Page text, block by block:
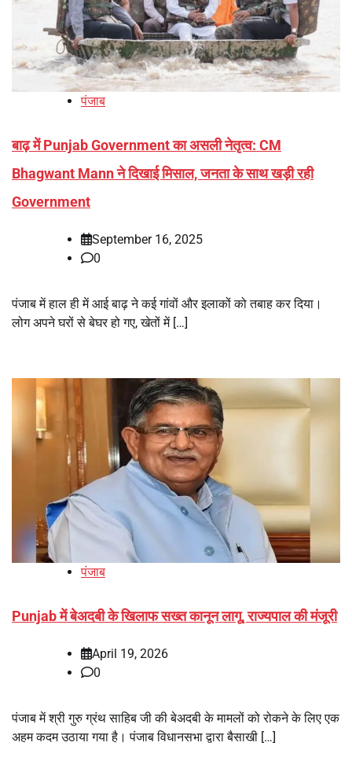
पंजाब
बाढ़ में Punjab Government का असली नेतृत्व: CM
Bhagwant Mann ने दिखाई मिसाल, जनता के साथ खड़ी रही
Government
September 16, 2025
0
पंजाब में हाल ही में आई बाढ़ ने कई गांवों और इलाकों को तबाह कर दिया।
लोग अपने घरों से बेघर हो गए, खेतों में […]
पंजाब
Punjab में बेअदबी के खिलाफ सख्त कानून लागू, राज्यपाल की मंजूरी
April 19, 2026
0
पंजाब में श्री गुरु ग्रंथ साहिब जी की बेअदबी के मामलों को रोकने के लिए एक
अहम कदम उठाया गया है। पंजाब विधानसभा द्वारा बैसाखी […]